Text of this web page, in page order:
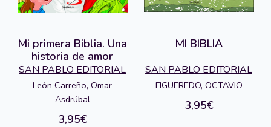
Mi primera Biblia. Una
historia de amor
SAN PABLO EDITORIAL
León Carreño, Omar
Asdrúbal
3,95€
MI BIBLIA
SAN PABLO EDITORIAL
FIGUEREDO, OCTAVIO
3,95€